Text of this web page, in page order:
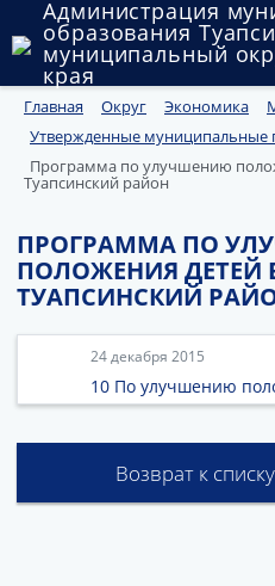
Администрация
образования
муниципальный
края
Округ
Администрация
Государственный и
Публичные слушания и
Главная Округ Экономика
Утвержденные
Программа по улучшению
Туапсинский район
ПРОГРАММА ПО
ПОЛОЖЕНИЯ ДЕТЕЙ
ТУАПСИНСКИЙ
24 декабря 2015
10 По улучшению
Возврат к списку